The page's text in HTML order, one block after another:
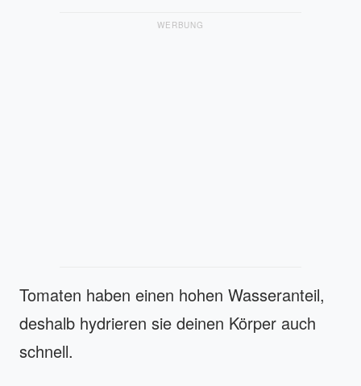
WERBUNG
Tomaten haben einen hohen Wasseranteil,
deshalb hydrieren sie deinen Körper auch
schnell.